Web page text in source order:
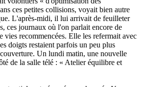
ces petites collisions, voyait bien autre
L'après-midi, il lui arrivait de feuilleter
ces journaux où l'on parlait encore de
vies recommencées. Elle les refermait avec
doigts restaient parfois un peu plus
Un lundi matin, une nouvelle
de la salle télé : « Atelier équilibre et